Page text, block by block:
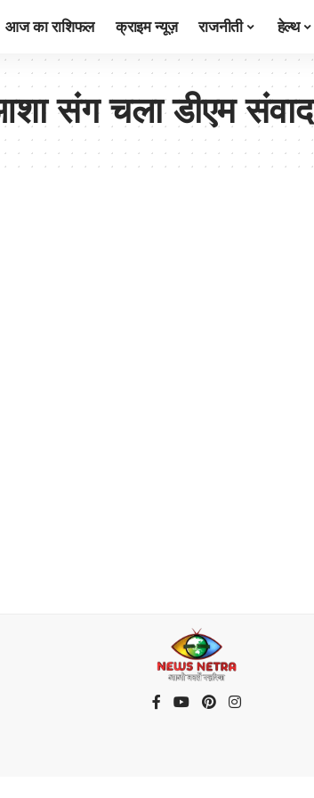
आज का राशिफल क्राइम न्यूज़ राजनीती हेल्थ
संग चला डीएम संवाद